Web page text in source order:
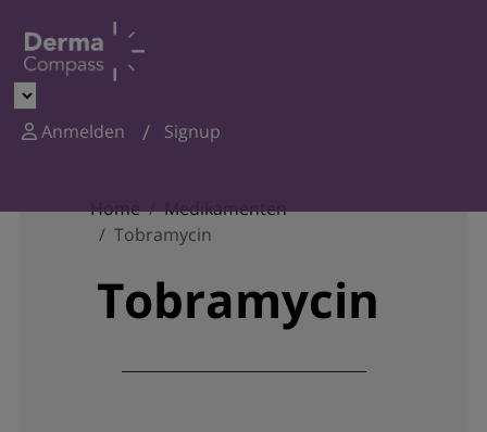
Anmelden Signup
Home
Medikamenten
Tobramycin
Tobramycin